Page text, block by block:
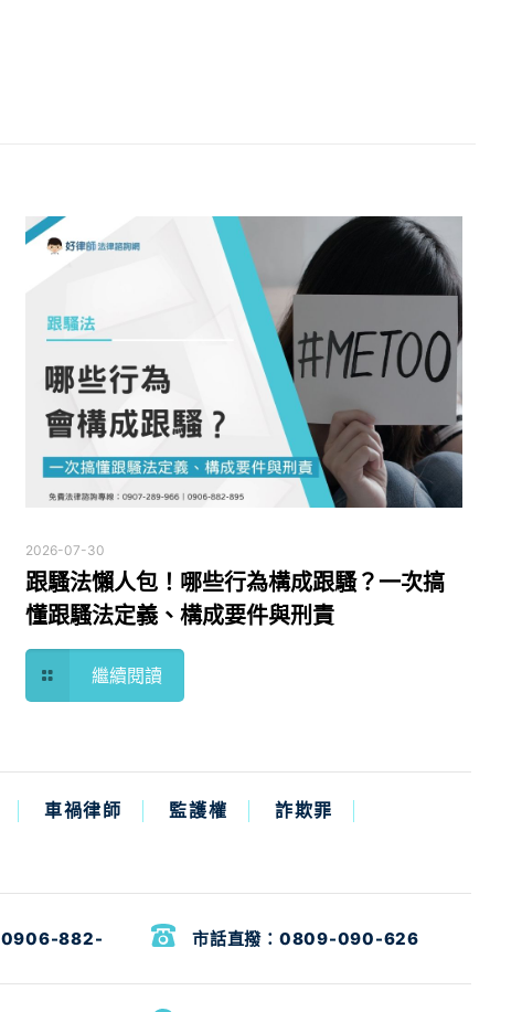
2026-07-30
跟騷法懶人包！哪些行為構成跟騷？一次搞
懂跟騷法定義、構成要件與刑責
繼續閱讀
車禍律師 監護權
詐欺罪
0906-882-
市話直撥： 0809-090-626